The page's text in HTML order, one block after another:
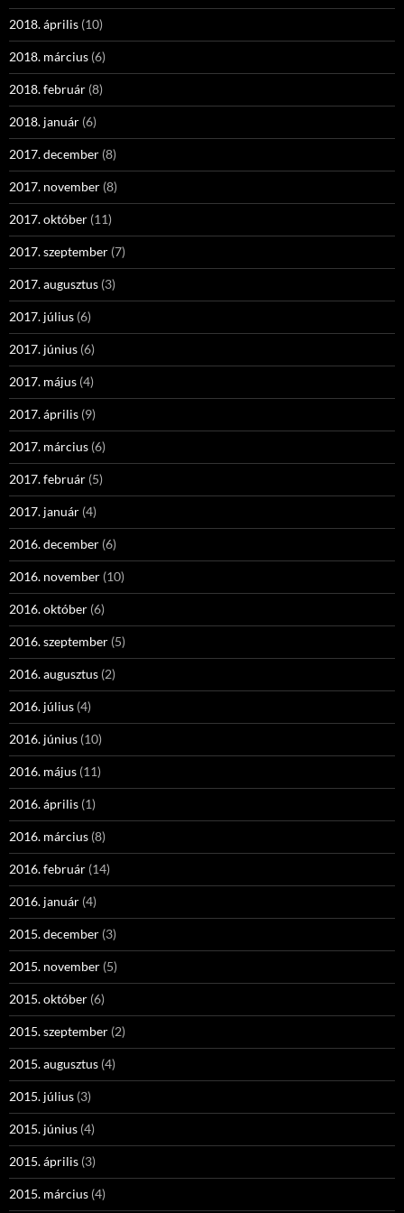
2018. április (10)
2018. március (6)
2018. február (8)
2018. január (6)
2017. december (8)
2017. november (8)
2017. október (11)
2017. szeptember (7)
2017. augusztus (3)
2017. július (6)
2017. június (6)
2017. május (4)
2017. április (9)
2017. március (6)
2017. február (5)
2017. január (4)
2016. december (6)
2016. november (10)
2016. október (6)
2016. szeptember (5)
2016. augusztus (2)
2016. július (4)
2016. június (10)
2016. május (11)
2016. április (1)
2016. március (8)
2016. február (14)
2016. január (4)
2015. december (3)
2015. november (5)
2015. október (6)
2015. szeptember (2)
2015. augusztus (4)
2015. július (3)
2015. június (4)
2015. április (3)
2015. március (4)